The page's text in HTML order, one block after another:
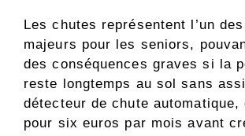
Les chutes représentent l’un
majeurs pour les seniors,
des conséquences graves si la
reste longtemps au sol sans
détecteur de chute automatique,
pour six euros par mois avant